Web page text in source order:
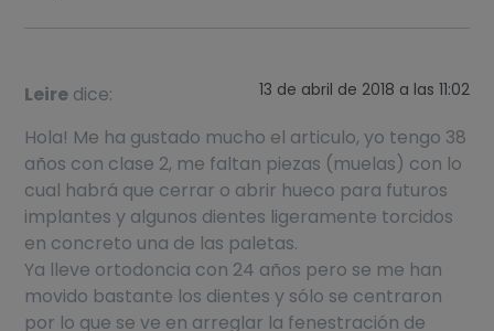
Leire dice: 13 de abril de 2018 a las 11:02
Hola! Me ha gustado mucho el articulo, yo tengo 38
años con clase 2, me faltan piezas (muelas) con lo
cual habrá que cerrar o abrir hueco para futuros
implantes y algunos dientes ligeramente torcidos
en concreto una de las paletas.
Ya lleve ortodoncia con 24 años pero se me han
movido bastante los dientes y sólo se centraron
por lo que se ve en arreglar la fenestración de